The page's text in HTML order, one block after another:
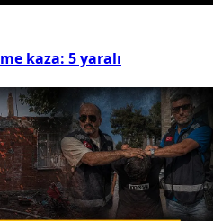
kaza: 5 yaralı